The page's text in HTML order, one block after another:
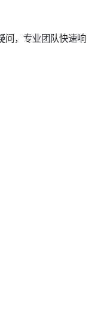
问，专业团队快速响